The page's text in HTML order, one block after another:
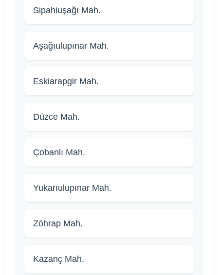
Sipahiuşağı Mah.
Aşağıulupınar Mah.
Eskiarapgir Mah.
Düzce Mah.
Çobanlı Mah.
Yukarıulupınar Mah.
Zöhrap Mah.
Kazanç Mah.